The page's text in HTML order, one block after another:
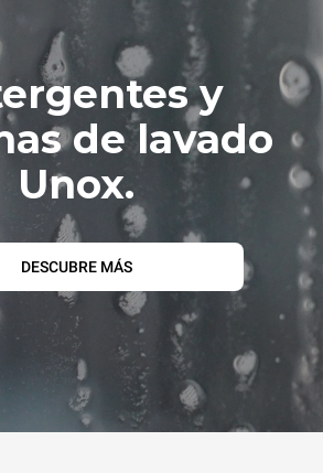
y
de lavado
Unox.
DESCUBRE MÁS